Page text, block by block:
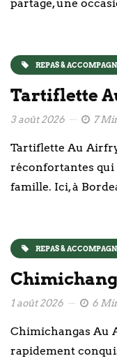
partage, une
REPAS &
Tartiflette
3 août 2026 7
Tartiflette Au
réconfortantes qui
famille. Ici, à
REPAS &
1 août 2026 6
Chimichangas Au
rapidement